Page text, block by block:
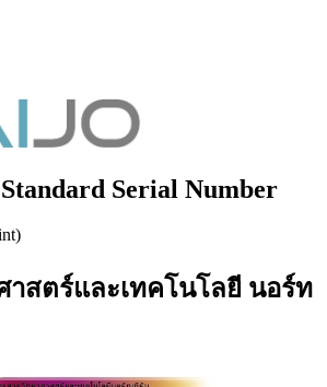
Serial Number
าสตร์และเทคโนโลยี นอร์ท